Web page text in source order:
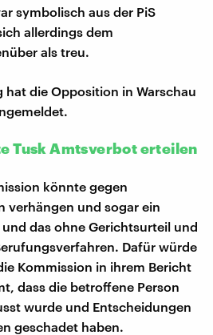
symbolisch aus der PiS
allerdings dem
als treu.
hat die Opposition in Warschau
Tusk Amtsverbot erteilen
könnte gegen
verhängen und sogar ein
das ohne Gerichtsurteil und
Dafür würde
Kommission in ihrem Bericht
dass die betroffene Person
wurde und Entscheidungen
geschadet haben.